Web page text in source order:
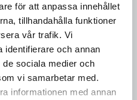
för att anpassa innehållet
tillhandahålla funktioner
vår trafik. Vi
identifierare och annan
sociala medier och
vi samarbetar med.
informationen med annan
tillsammans
UNICEF Sverige,
Barnens
Sveriges
Elevernas
Riksförbundet